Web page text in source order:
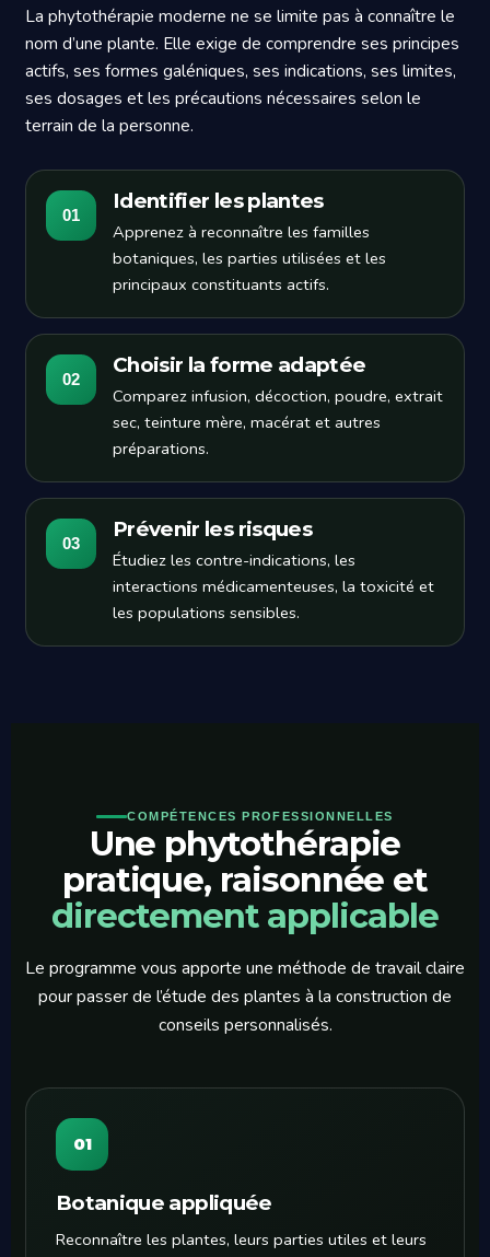
La phytothérapie moderne ne se limite pas à connaître le
nom d’une plante. Elle exige de comprendre ses principes
actifs, ses formes galéniques, ses indications, ses limites,
ses dosages et les précautions nécessaires selon le
terrain de la personne.
01
Identifier les plantes
Apprenez à reconnaître les familles
botaniques, les parties utilisées et les
principaux constituants actifs.
02
Choisir la forme adaptée
Comparez infusion, décoction, poudre, extrait
sec, teinture mère, macérat et autres
préparations.
03
Prévenir les risques
Étudiez les contre-indications, les
interactions médicamenteuses, la toxicité et
les populations sensibles.
COMPÉTENCES PROFESSIONNELLES
Une phytothérapie
pratique, raisonnée et
directement applicable
Le programme vous apporte une méthode de travail claire
pour passer de l’étude des plantes à la construction de
conseils personnalisés.
01
Botanique appliquée
Reconnaître les plantes, leurs parties utiles et leurs